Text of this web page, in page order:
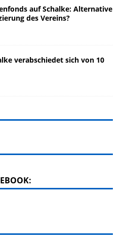
auf Schalke: Alternative
des Vereins?
verabschiedet sich von 10